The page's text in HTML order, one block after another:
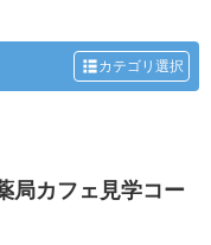
カテゴリ選択
局カフェ見学コー